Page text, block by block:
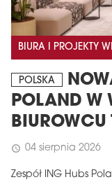
BIURA I PROJEKTY
POLSKA
POLAND W
BIUROWCU
schedule 04 sierpnia 2026
Zespół ING Hubs